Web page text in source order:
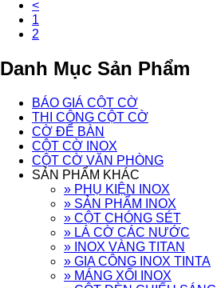
<
1
2
Danh Mục Sản Phẩm
BÁO GIÁ CỘT CỜ
THI CÔNG CỘT CỜ
CỜ ĐỂ BÀN
CỘT CỜ INOX
CỘT CỜ VĂN PHÒNG
SẢN PHẨM KHÁC
» PHỤ KIỆN INOX
» SẢN PHẨM INOX
» CỘT CHÓNG SÉT
» LÁ CỜ CÁC NƯỚC
» INOX VÀNG TITAN
» GIA CÔNG INOX TINTA
» MÁNG XỐI INOX